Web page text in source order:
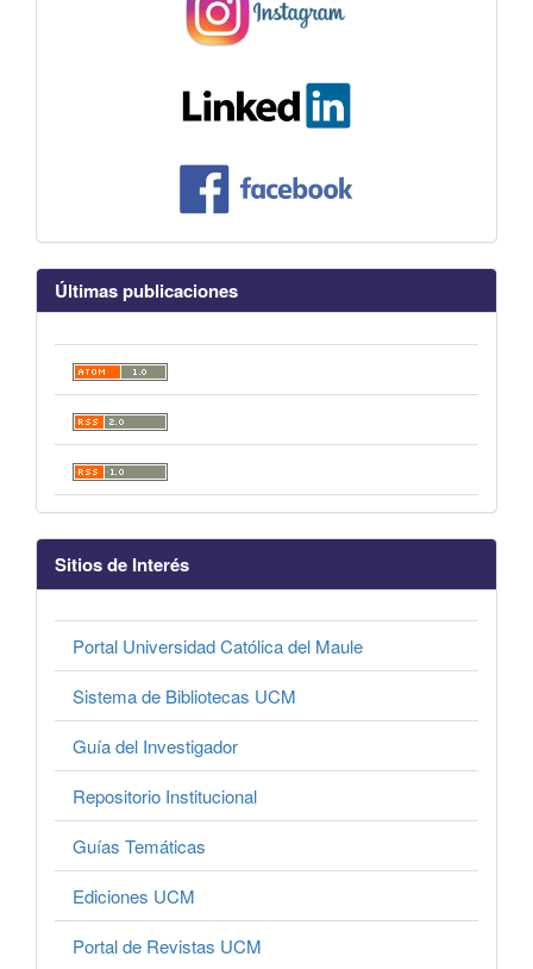
Últimas publicaciones
Sitios de Interés
Portal Universidad Católica del Maule
Sistema de Bibliotecas UCM
Guía del Investigador
Repositorio Institucional
Guías Temáticas
Ediciones UCM
Portal de Revistas UCM